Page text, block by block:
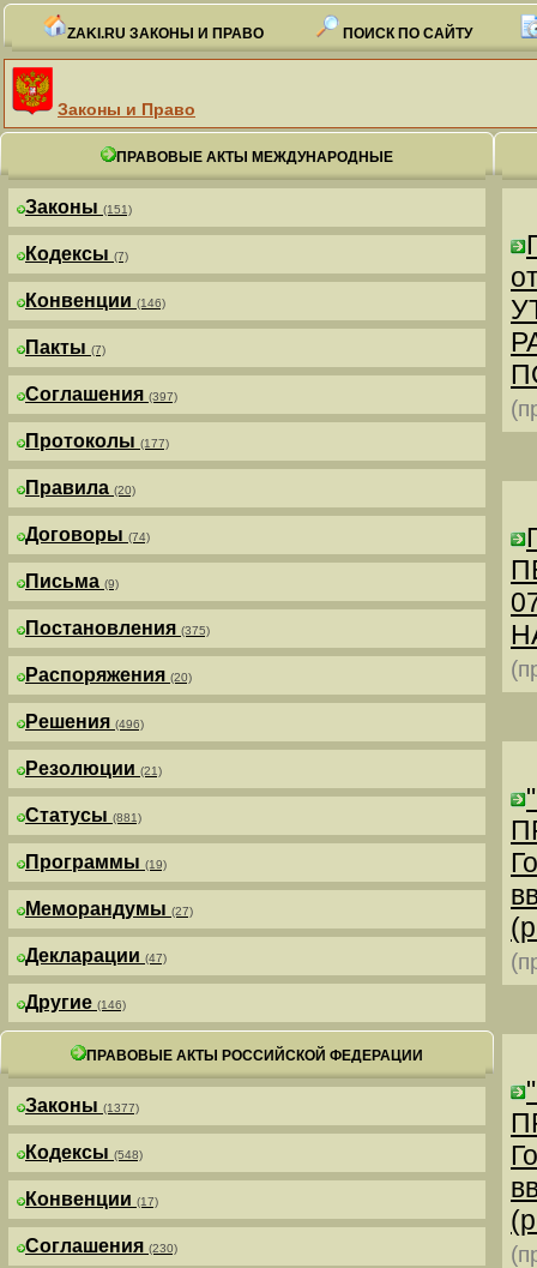
ZAKI.RU ЗАКОНЫ И ПРАВО ПОИСК ПО САЙТУ
Законы и Право
ПРАВОВЫЕ АКТЫ МЕЖДУНАРОДНЫЕ
Законы (151)
Кодексы (7)
Конвенции (146)
Пакты (7)
Соглашения (397)
Протоколы (177)
Правила (20)
Договоры (74)
Письма (9)
Постановления (375)
Распоряжения (20)
Решения (496)
Резолюции (21)
Статусы (881)
Программы (19)
Меморандумы (27)
Декларации (47)
Другие (146)
ПРАВОВЫЕ АКТЫ РОССИЙСКОЙ ФЕДЕРАЦИИ
Законы (1377)
Кодексы (548)
Конвенции (17)
Соглашения (230)